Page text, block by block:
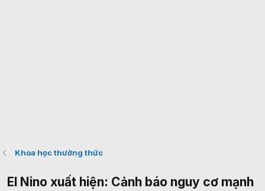
Khoa học thường thức
El Nino xuất hiện: Cảnh báo nguy cơ mạnh